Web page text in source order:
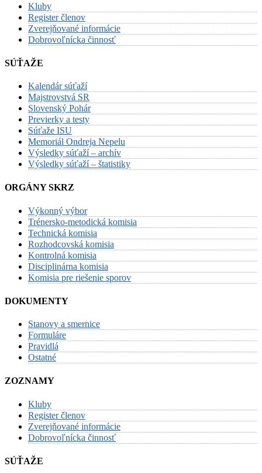
Kluby
Register členov
Zverejňované informácie
Dobrovoľnícka činnosť
SÚŤAŽE
Kalendár súťaží
Majstrovstvá SR
Slovenský Pohár
Previerky a testy
Súťaže ISU
Memoriál Ondreja Nepelu
Výsledky súťaží – archív
Výsledky súťaží – štatistiky
ORGÁNY SKRZ
Výkonný výbor
Trénersko-metodická komisia
Technická komisia
Rozhodcovská komisia
Kontrolná komisia
Disciplinárna komisia
Komisia pre riešenie sporov
DOKUMENTY
Stanovy a smernice
Formuláre
Pravidlá
Ostatné
ZOZNAMY
Kluby
Register členov
Zverejňované informácie
Dobrovoľnícka činnosť
SÚŤAŽE